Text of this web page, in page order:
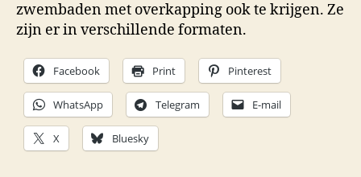
zwembaden met overkapping ook te krijgen. Ze
zijn er in verschillende formaten.
Facebook Print Pinterest
WhatsApp Telegram E-mail
X Bluesky